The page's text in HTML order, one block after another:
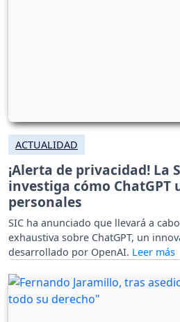
ACTUALIDAD
¡Alerta de privacidad! La
investiga cómo
personales
SIC ha anunciado que llevará a
exhaustiva sobre ChatGPT, un
desarrollado por OpenAI.